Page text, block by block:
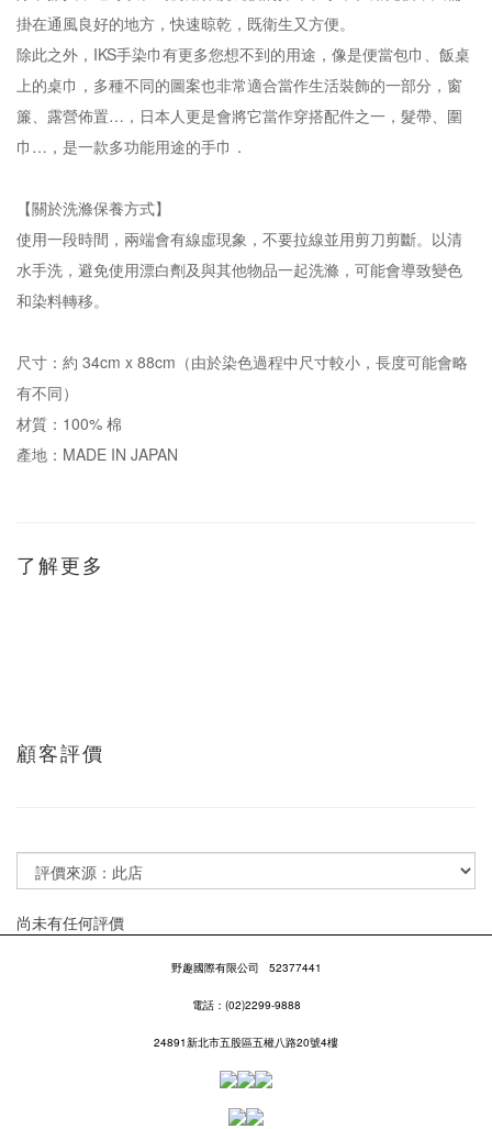
掛在通風良好的地方，快速晾乾，既衛生又方便。
除此之外，IKS手染巾有更多您想不到的用途，像是便當包巾、飯桌
上的桌巾，多種不同的圖案也非常適合當作生活裝飾的一部分，窗
簾、露營佈置…，日本人更是會將它當作穿搭配件之一，髮帶、圍
巾…，是一款多功能用途的手巾．
【關於洗滌保養方式】
使用一段時間，兩端會有線虛現象，不要拉線並用剪刀剪斷。以清
水手洗，避免使用漂白劑及與其他物品一起洗滌，可能會導致變色
和染料轉移。
尺寸：約 34cm x 88cm（由於染色過程中尺寸較小，長度可能會略
有不同）
材質：100% 棉
產地：MADE IN JAPAN
了解更多
顧客評價
尚未有任何評價
野趣國際有限公司 52377441
電話：(02)2299-9888
24891新北市五股區五權八路20號4樓